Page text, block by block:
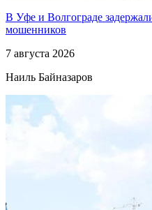
В Уфе и Волгограде
мошенников
7 августа 2026
Наиль Байназаров